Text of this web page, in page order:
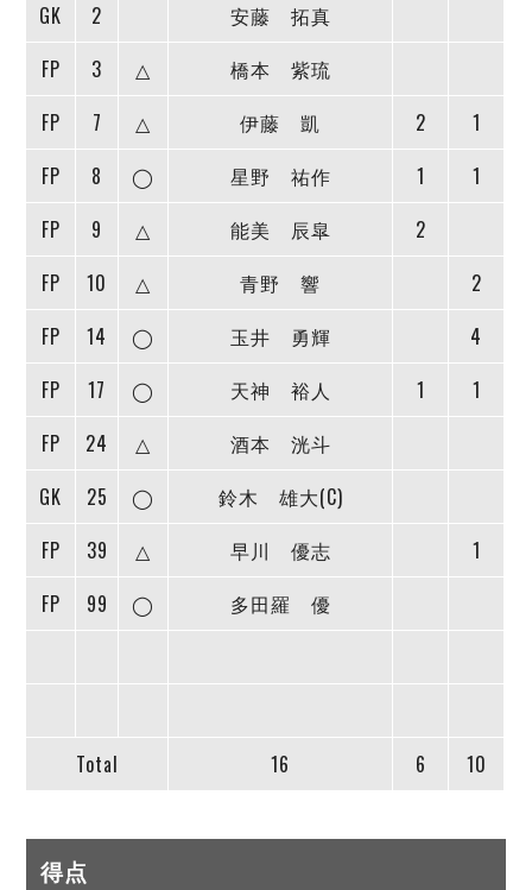
デウソン神戸
ポルセイド浜田
GK
2
安藤 拓真
FP
3 △
橋本 紫琉
FP
7 △ 伊藤 凱 2
1
FP
8 ◯ 星野 祐作 1
1
FP
9 △ 能美 辰皐
2
FP
10 △ 青野 響
2
FP
14 ◯ 玉井 勇輝
4
FP
17 ◯ 天神 裕人 1
1
FP
24 △
酒本 洸斗
GK
25 ◯
鈴木 雄大(C)
FP
39 △ 早川 優志
1
FP
99 ◯ 多田羅 優
Total 16 6 10
得点